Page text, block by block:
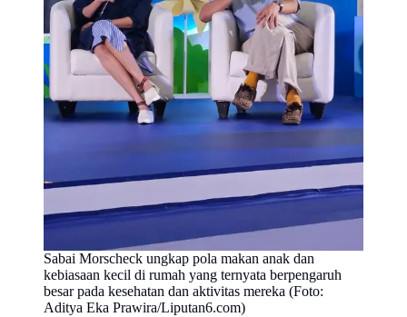
Sabai Morscheck ungkap pola makan anak dan
kebiasaan kecil di rumah yang ternyata berpengaruh
besar pada kesehatan dan aktivitas mereka (Foto:
Aditya Eka Prawira/Liputan6.com)